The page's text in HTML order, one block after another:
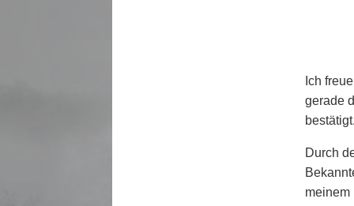
Ich fr
gerade
Durch
meinem